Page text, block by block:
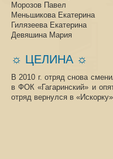
Морозов Павел
Меньшикова Екатерина
Гилязеева Екатерина
Девяшина Мария
☼ ЦЕЛИНА ☼
В 2010 г. отряд снова
в ФОК «Гагаринский» и
отряд вернулся в